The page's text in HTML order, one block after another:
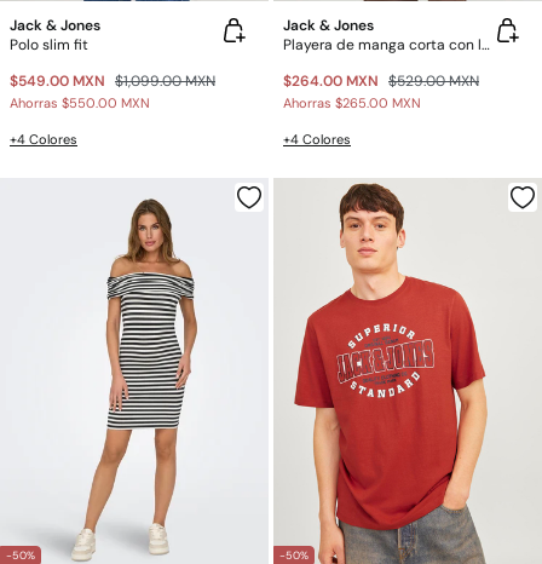
Jack & Jones
Polo slim fit
$549.00 MXN $1,099.00 MXN
Ahorras $550.00 MXN
+4 Colores
Jack & Jones
Playera de manga corta con logo
$264.00 MXN $529.00 MXN
Ahorras $265.00 MXN
+4 Colores
-50% -50%